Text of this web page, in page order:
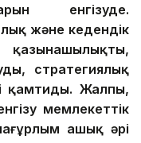
енгізуде.
және кедендік
стратегиялық
қамтиды. Жалпы,
мемлекеттік
ашық әрі